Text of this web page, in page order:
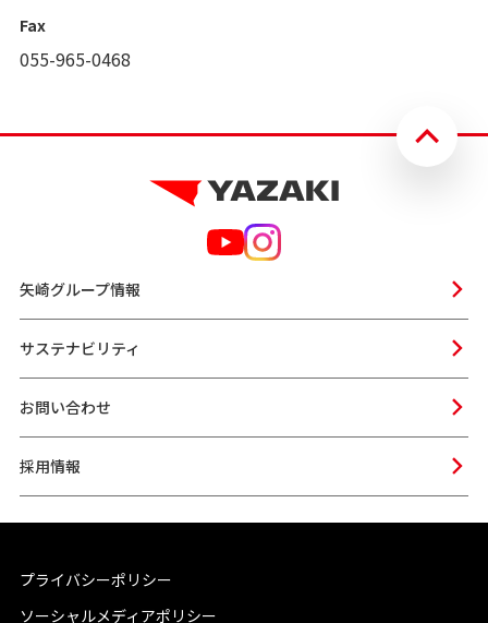
Fax
055-965-0468
矢崎グループ情報
サステナビリティ
お問い合わせ
採用情報
プライバシーポリシー
ソーシャルメディアポリシー